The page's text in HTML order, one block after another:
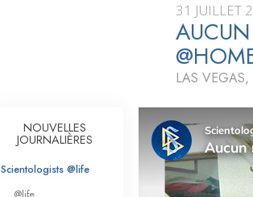
Les scientologues et
Rencontrez un
À l’intérieur d’une
Les principes de base
Scientologie
La Dianétique : Une
31 JUILLET
LAS
NOUVELLES
JOURNALIÈRES
Scientologists @life